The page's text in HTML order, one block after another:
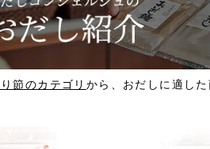
節のカテゴリ から、おだしに適し